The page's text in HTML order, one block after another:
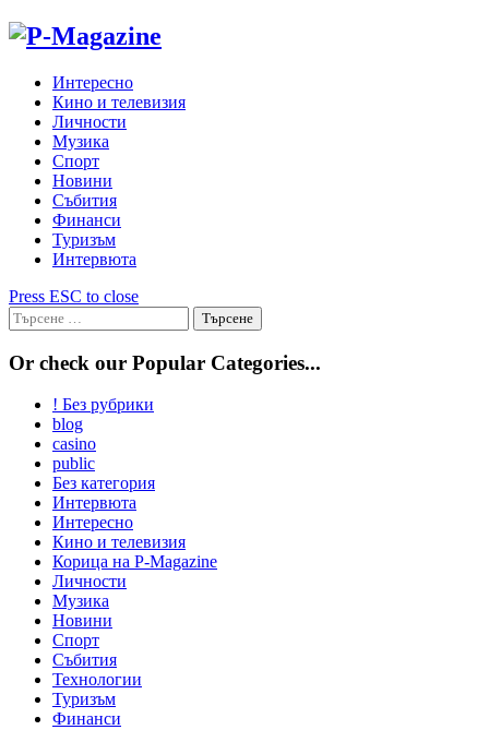
Skip
Интересно
Кино и телевизия
Личности
Музика
Спорт
Новини
Събития
Финанси
Туризъм
Интервюта
Press ESC to close
Търсене
за:
Or check our Popular Categories...
! Без рубрики
blog
casino
public
Без категория
Интервюта
Интересно
Кино и телевизия
Корица на P-Magazine
Личности
Музика
Новини
Спорт
Събития
Технологии
Туризъм
Финанси